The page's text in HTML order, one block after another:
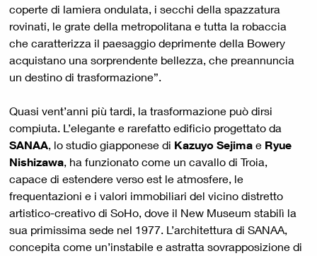
coperte di lamiera ondulata, i secchi della spazzatura
rovinati, le grate della metropolitana e tutta la robaccia
che caratterizza il paesaggio deprimente della Bowery
acquistano una sorprendente bellezza, che preannuncia
un destino di trasformazione”.
Quasi vent’anni più tardi, la trasformazione può dirsi
compiuta. L’elegante e rarefatto edificio progettato da
SANAA, lo studio giapponese di Kazuyo Sejima e Ryue
Nishizawa, ha funzionato come un cavallo di Troia,
capace di estendere verso est le atmosfere, le
frequentazioni e i valori immobiliari del vicino distretto
artistico-creativo di SoHo, dove il New Museum stabilì la
sua primissima sede nel 1977. L’architettura di SANAA,
concepita come un’instabile e astratta sovrapposizione di